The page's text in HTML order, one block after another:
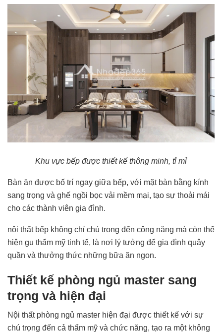
Khu vực bếp được thiết kế thông minh, tỉ mỉ
Bàn ăn được bố trí ngay giữa bếp, với mặt bàn bằng kính
sang trọng và ghế ngồi bọc vải mềm mại, tạo sự thoải mái
cho các thành viên gia đình.
nội thất bếp không chỉ chú trọng đến công năng mà còn thể
hiện gu thẩm mỹ tinh tế, là nơi lý tưởng để gia đình quây
quần và thưởng thức những bữa ăn ngon.
Thiết kế phòng ngủ master sang
trọng và hiện đại
Nội thất phòng ngủ master hiện đại được thiết kế với sự
chú trọng đến cả thẩm mỹ và chức năng, tạo ra một không